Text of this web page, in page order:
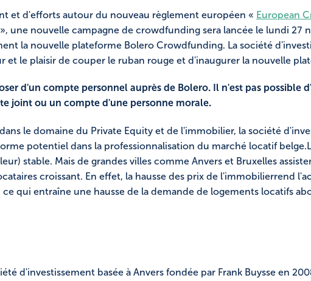
et d'efforts autour du nouveau règlement européen « European
», une nouvelle campagne de crowdfunding sera lancée le lundi 27
la nouvelle plateforme Bolero Crowdfunding. La société
et le plaisir de couper le ruban rouge et d'inaugurer la nouvelle
d'un compte personnel auprès de Bolero. Il n'est pas possible
joint ou un compte d'une personne morale.
le domaine du Private Equity et de l'immobilier, la société
potentiel dans la professionnalisation du marché locatif
stable. Mais de grandes villes comme Anvers et Bruxelles
croissant. En effet, la hausse des prix de l'immobilierrend
qui entraîne une hausse de la demande de logements locatifs
d'investissement basée à Anvers fondée par Frank Buysse en